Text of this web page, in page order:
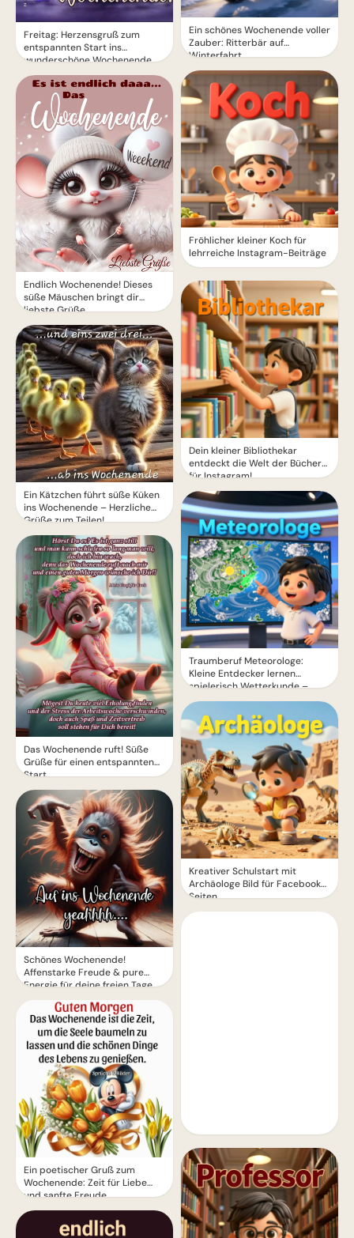
Freitag: Herzensgruß zum
entspannten Start ins
wunderschöne Wochenende
Endlich Wochenende! Dieses
süße Mäuschen bringt dir
liebste Grüße.
Ein Kätzchen führt süße Küken
ins Wochenende – Herzliche
Grüße zum Teilen!
Das Wochenende ruft! Süße
Grüße für einen entspannten
Start
Schönes Wochenende!
Affenstarke Freude & pure
Energie für deine freien Tage.
Ein poetischer Gruß zum
Wochenende: Zeit für Liebe
und sanfte Freude
Ein schönes Wochenende voller
Zauber: Ritterbär auf
Winterfahrt
Fröhlicher kleiner Koch für
lehrreiche Instagram-Beiträge
Dein kleiner Bibliothekar
entdeckt die Welt der Bücher
für Instagram!
Traumberuf Meteorologe:
Kleine Entdecker lernen
spielerisch Wetterkunde –
perfekt für Instagram.
Kreativer Schulstart mit
Archäologe Bild für Facebook
Seiten